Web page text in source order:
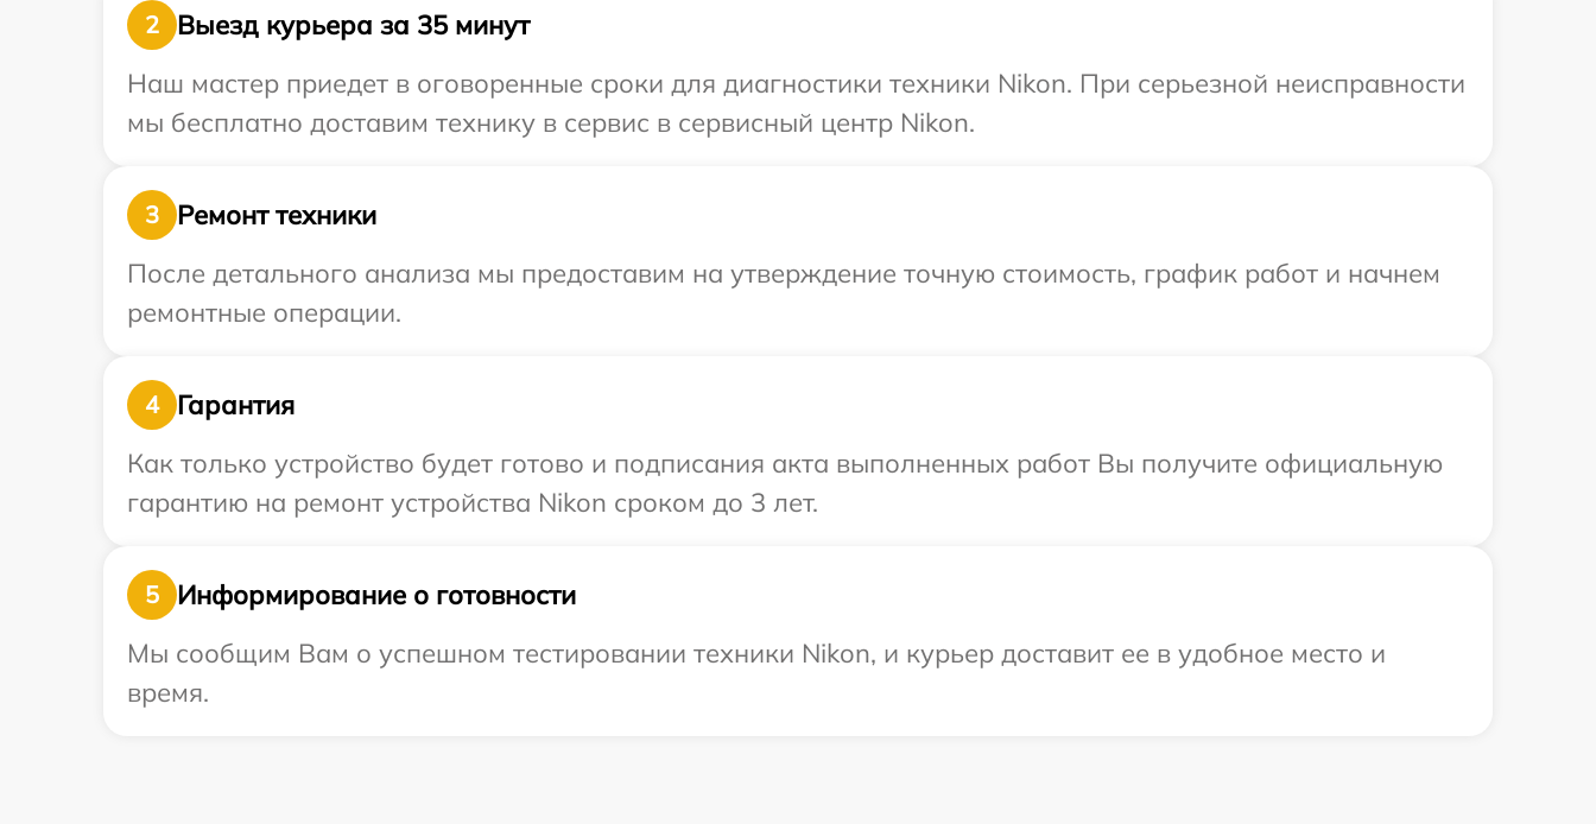
2
Выезд курьера за 35 минут
Наш мастер приедет в оговоренные сроки для диагностики техники Nikon. При серьезной неисправности
мы бесплатно доставим технику в сервис в сервисный центр Nikon.
3
Ремонт техники
После детального анализа мы предоставим на утверждение точную стоимость, график работ и начнем
ремонтные операции.
4
Гарантия
Как только устройство будет готово и подписания акта выполненных работ Вы получите официальную
гарантию на ремонт устройства Nikon сроком до 3 лет.
5
Информирование о готовности
Мы сообщим Вам о успешном тестировании техники Nikon, и курьер доставит ее в удобное место и
время.